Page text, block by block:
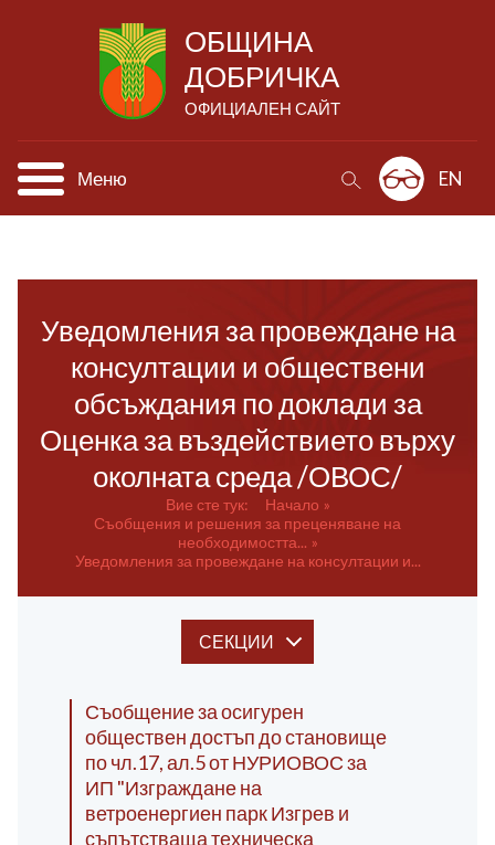
ОБЩИНА
ДОБРИЧКА
ОФИЦИАЛЕН САЙТ
Меню EN
Уведомления за провеждане на
консултации и обществени
обсъждания по доклади за
Оценка за въздействието върху
околната среда /ОВОС/
Вие сте тук:
Начало
Съобщения и решения за преценяване на
необходимостта...
Уведомления за провеждане на консултации и...
СЕКЦИИ
Съобщение за осигурен
обществен достъп до становище
по чл.17, ал.5 от НУРИОВОС за
ИП "Изграждане на
ветроенергиен парк Изгрев и
съпътстваща техническа